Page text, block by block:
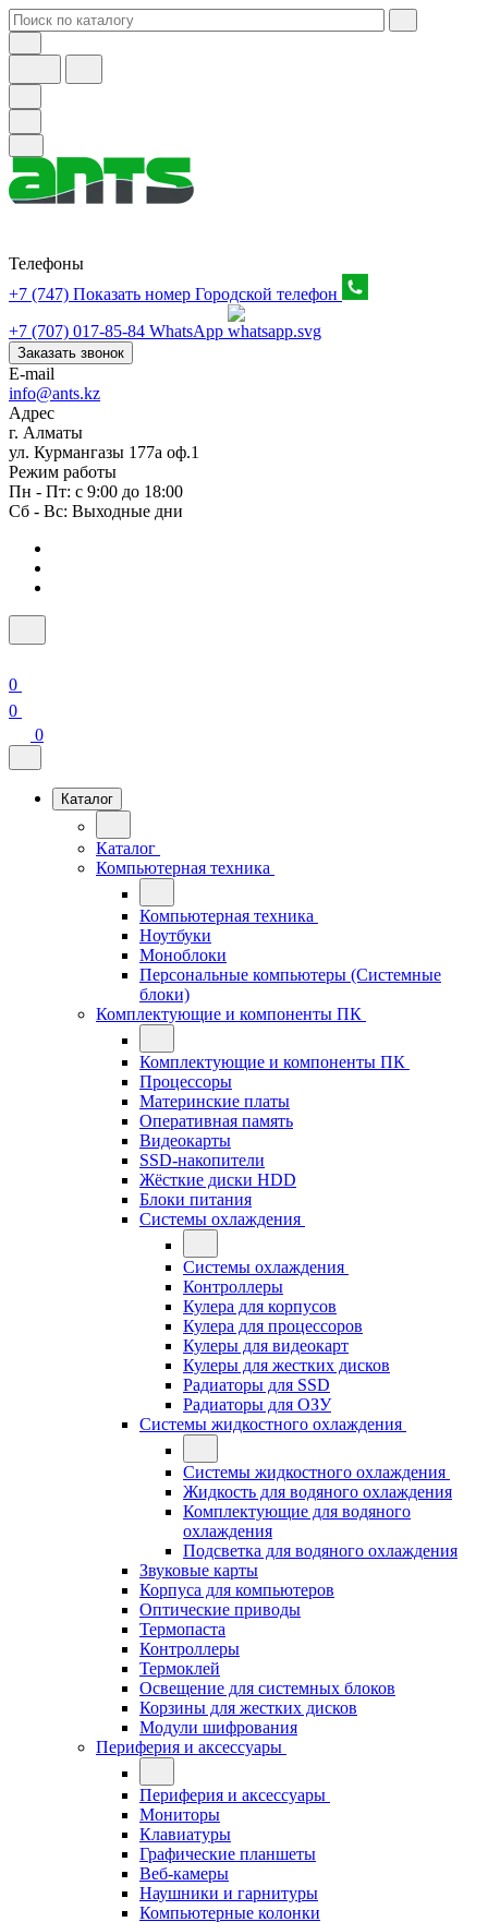
Телефоны
+7 (747) Показать номер Городской телефон
+7 (707) 017-85-84 WhatsApp
Заказать звонок
E-mail
info@ants.kz
Адрес
г. Алматы
ул. Курмангазы 177а оф.1
Режим работы
Пн - Пт: с 9:00 до 18:00
Сб - Вс: Выходные дни
0
0
0
Каталог
Каталог
Компьютерная техника
Компьютерная техника
Ноутбуки
Моноблоки
Персональные компьютеры (Системные
блоки)
Комплектующие и компоненты ПК
Комплектующие и компоненты ПК
Процессоры
Материнские платы
Оперативная память
Видеокарты
SSD-накопители
Жёсткие диски HDD
Блоки питания
Системы охлаждения
Системы охлаждения
Контроллеры
Кулера для корпусов
Кулера для процессоров
Кулеры для видеокарт
Кулеры для жестких дисков
Радиаторы для SSD
Радиаторы для ОЗУ
Системы жидкостного охлаждения
Системы жидкостного охлаждения
Жидкость для водяного охлаждения
Комплектующие для водяного
охлаждения
Подсветка для водяного охлаждения
Звуковые карты
Корпуса для компьютеров
Оптические приводы
Термопаста
Контроллеры
Термоклей
Освещение для системных блоков
Корзины для жестких дисков
Модули шифрования
Периферия и аксессуары
Периферия и аксессуары
Мониторы
Клавиатуры
Графические планшеты
Веб-камеры
Наушники и гарнитуры
Компьютерные колонки